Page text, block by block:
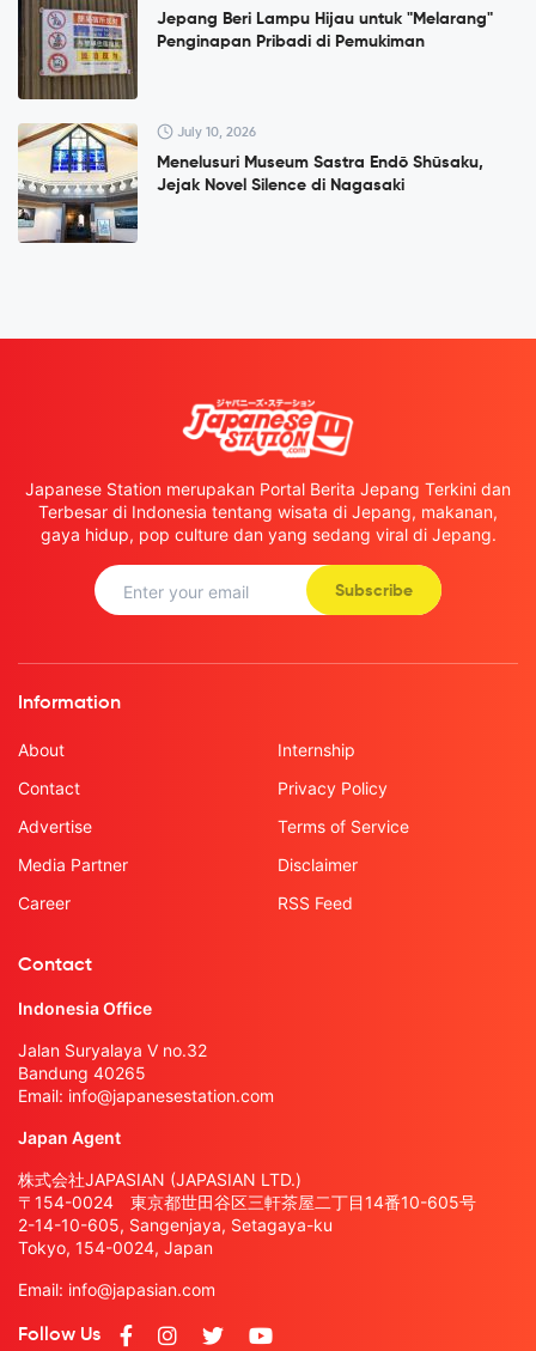
Jepang Beri Lampu Hijau untuk "Melarang"
Penginapan Pribadi di Pemukiman
July 10, 2026
Menelusuri Museum Sastra Endō Shūsaku,
Jejak Novel Silence di Nagasaki
Japanese Station merupakan Portal Berita Jepang Terkini dan
Terbesar di Indonesia tentang wisata di Jepang, makanan,
gaya hidup, pop culture dan yang sedang viral di Jepang.
Subscribe
Information
About
Contact
Advertise
Media Partner
Career
Internship
Privacy Policy
Terms of Service
Disclaimer
RSS Feed
Contact
Indonesia Office
Jalan Suryalaya V no.32
Bandung 40265
Email: info@japanesestation.com
Japan Agent
株式会社JAPASIAN (JAPASIAN LTD.)
〒154-0024 東京都世田谷区三軒茶屋二丁目14番10-605号
2-14-10-605, Sangenjaya, Setagaya-ku
Tokyo, 154-0024, Japan
Email: info@japasian.com
Follow Us